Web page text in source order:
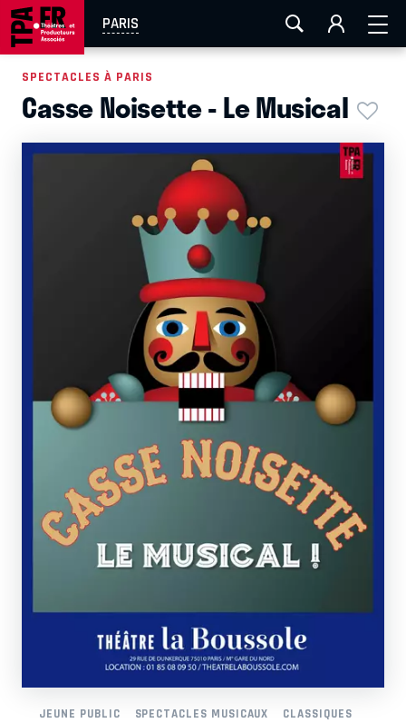
PARIS
AIX-MARSEILLE LA ROCHELLE
EN TOURNÉE
SPECTACLES À PARIS
Casse Noisette - Le Musical
JEUNE PUBLIC SPECTACLES MUSICAUX CLASSIQUES